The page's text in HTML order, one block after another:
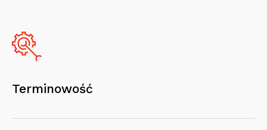
Terminowość